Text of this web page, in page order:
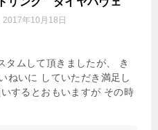
2017年10月18日
ムして頂きましたが、 き
ねいに していただき満足し
するとおもいますが その時